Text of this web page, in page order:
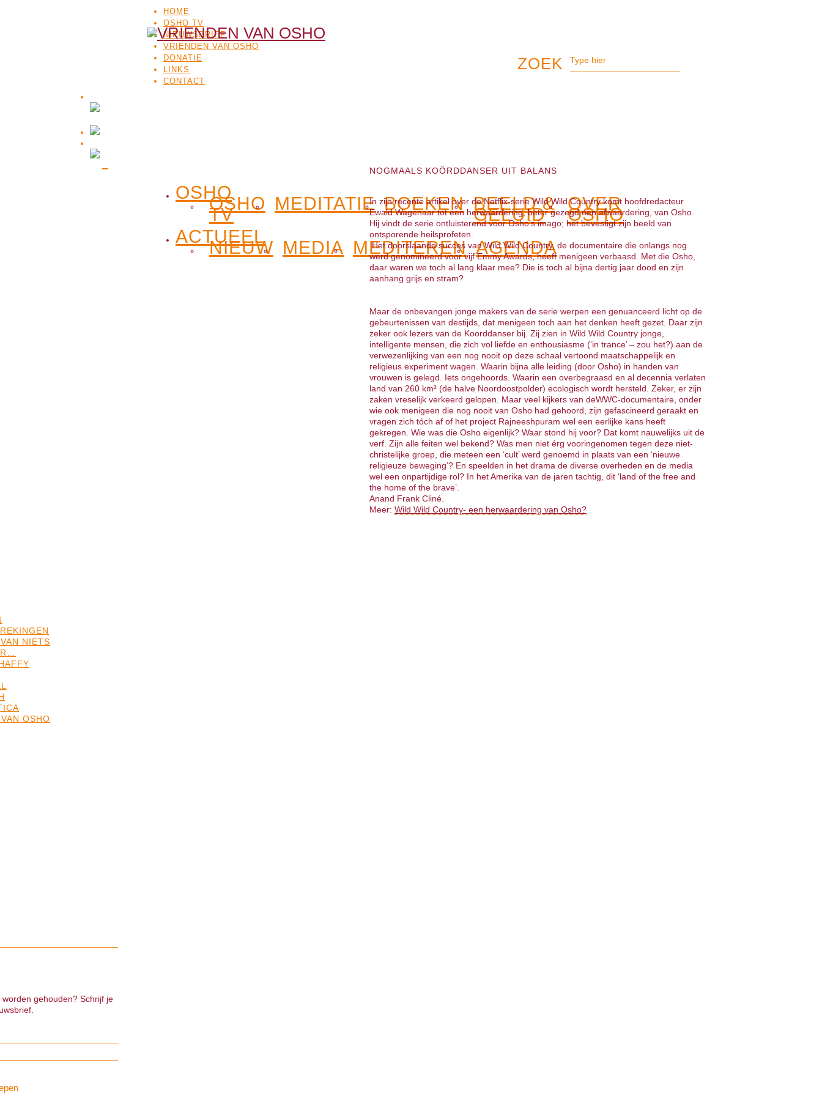
HOME
OSHO TV
NIEUWSBRIEF
VRIENDEN VAN OSHO
DONATIE
LINKS
CONTACT
OSHO
OSHO
TV
MEDITATIE BOEKEN BEELD &
GELUID
OVER
OSHO
ACTUEEL
NIEUW MEDIA MEDITEREN AGENDA
NOGMAALS KOÖRDDANSER UIT BALANS
In zijn recente artikel over de Netflix-serie Wild Wild Country komt hoofdredacteur
Ewald Wagenaar tot een herwaardering, beter gezegd een afwaardering, van Osho.
Hij vindt de serie ontluisterend voor Osho’s imago; het bevestigt zijn beeld van
ontsporende heilsprofeten.
Het doorslaande succes van Wild Wild Country, de documentaire die onlangs nog
werd genomineerd voor vijf Emmy Awards, heeft menigeen verbaasd. Met die Osho,
daar waren we toch al lang klaar mee? Die is toch al bijna dertig jaar dood en zijn
aanhang grijs en stram?
Maar de onbevangen jonge makers van de serie werpen een genuanceerd licht op de
gebeurtenissen van destijds, dat menigeen toch aan het denken heeft gezet. Daar zijn
zeker ook lezers van de Koorddanser bij. Zij zien in Wild Wild Country jonge,
intelligente mensen, die zich vol liefde en enthousiasme (‘in trance’ – zou het?) aan de
verwezenlijking van een nog nooit op deze schaal vertoond maatschappelijk en
religieus experiment wagen. Waarin bijna alle leiding (door Osho) in handen van
vrouwen is gelegd. Iets ongehoords. Waarin een overbegraasd en al decennia verlaten
land van 260 km² (de halve Noordoostpolder) ecologisch wordt hersteld. Zeker, er zijn
zaken vreselijk verkeerd gelopen. Maar veel kijkers van deWWC-documentaire, onder
wie ook menigeen die nog nooit van Osho had gehoord, zijn gefascineerd geraakt en
vragen zich tóch af of het project Rajneeshpuram wel een eerlijke kans heeft
gekregen. Wie was die Osho eigenlijk? Waar stond hij voor? Dat komt nauwelijks uit de
verf. Zijn alle feiten wel bekend? Was men niet érg vooringenomen tegen deze niet-
christelijke groep, die meteen een ‘cult’ werd genoemd in plaats van een ‘nieuwe
religieuze beweging’? En speelden in het drama de diverse overheden en de media
wel een onpartijdige rol? In het Amerika van de jaren tachtig, dit ‘land of the free and
the home of the brave’.
Anand Frank Cliné.
Meer: Wild Wild Country- een herwaardering van Osho?
NIETS
OSHO
gehouden? Schrijf je